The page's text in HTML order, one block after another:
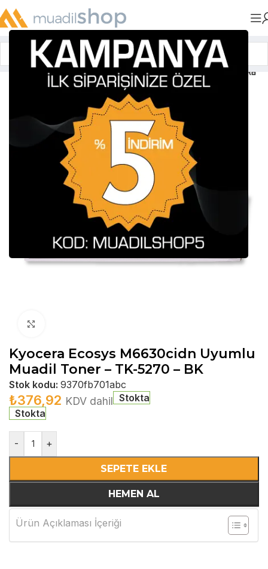
Anasayfa»Muadil Tonerler
Kyocera Ecosys M6630cidn Uyumlu
Muadil Toner – TK-5270 – BK
Stok kodu: 9370fb701abc
₺376,92 KDV dahil Stokta
Stokta
- +
SEPETE EKLE
HEMEN AL
Ürün Açıklaması İçeriği